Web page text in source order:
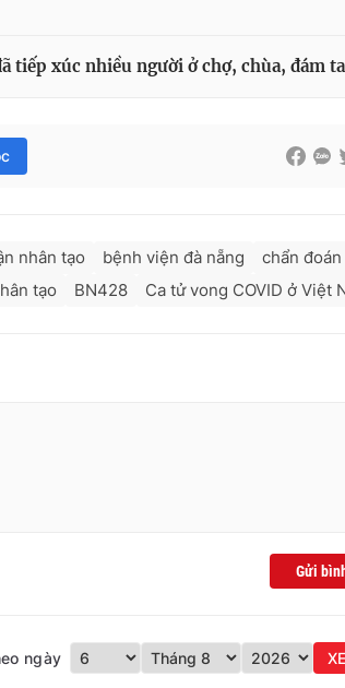
tiếp xúc nhiều người ở chợ, chùa, đám
nhân tạo bệnh viện đà nẵng
chẩn
tạo BN428 Ca tử vong COVID ở Việt
Gửi
ngày